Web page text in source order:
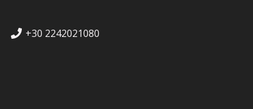
+30 2242021080